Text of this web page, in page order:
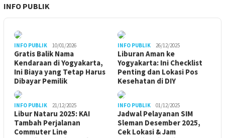
INFO PUBLIK
INFO PUBLIK 10/01/2026
Gratis Balik Nama
Kendaraan di Yogyakarta,
Ini Biaya yang Tetap Harus
Dibayar Pemilik
INFO PUBLIK 26/12/2025
Liburan Aman ke
Yogyakarta: Ini Checklist
Penting dan Lokasi Pos
Kesehatan di DIY
INFO PUBLIK 21/12/2025
Libur Nataru 2025: KAI
Tambah Perjalanan
Commuter Line
INFO PUBLIK 01/12/2025
Jadwal Pelayanan SIM
Sleman Desember 2025,
Cek Lokasi & Jam